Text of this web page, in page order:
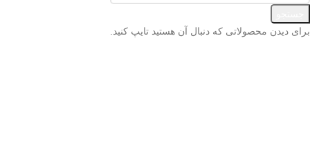
برای دیدن محصولاتی که دنبال آن هستید تایپ کنید.
منو